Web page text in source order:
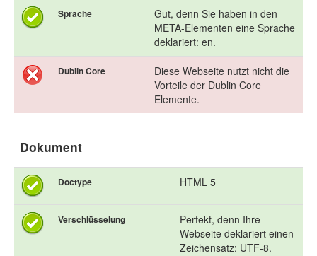
Sprache
Gut, denn Sie haben in den
META-Elementen eine Sprache
deklariert: en.
Dublin Core
Diese Webseite nutzt nicht die
Vorteile der Dublin Core
Elemente.
Dokument
Doctype HTML 5
Verschlüsselung
Perfekt, denn Ihre
Webseite deklariert einen
Zeichensatz: UTF-8.